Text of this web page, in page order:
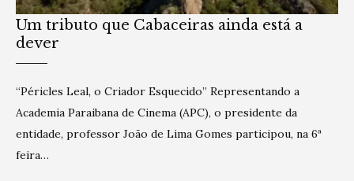
Um tributo que Cabaceiras ainda está a
dever
“Péricles Leal, o Criador Esquecido” Representando a
Academia Paraibana de Cinema (APC), o presidente da
entidade, professor João de Lima Gomes participou, na 6ª
feira…